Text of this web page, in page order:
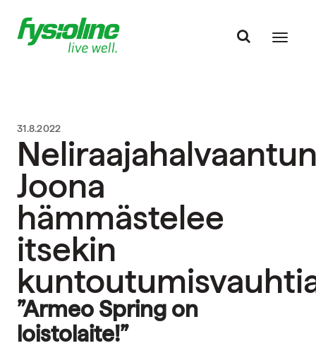
31.8.2022
Joona
hämmästelee
itsekin
”Armeo Spring on
loistolaite!”